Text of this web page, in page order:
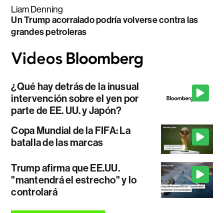
Liam Denning
Un Trump acorralado podría volverse contra las
grandes petroleras
¿Qué hay detrás de la inusual
intervención sobre el yen por
parte de EE. UU. y Japón?
Copa Mundial de la FIFA: La
batalla de las marcas
Trump afirma que EE.UU.
"mantendrá el estrecho" y lo
controlará